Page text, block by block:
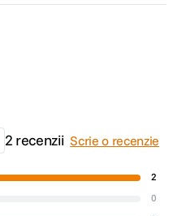
2 recenzii Scrie o recenzie
2
0